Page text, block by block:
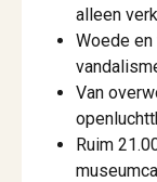
alleen
Woede
Van
Ruim